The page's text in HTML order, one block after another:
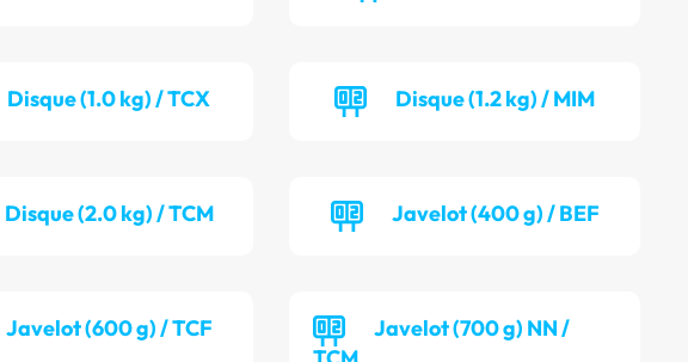
Disque (1.0 kg) / TCX Disque (1.2 kg) / MIM
Disque (2.0 kg) / TCM Javelot (400 g) / BEF
Javelot (600 g) / TCF
Javelot (700 g) NN /